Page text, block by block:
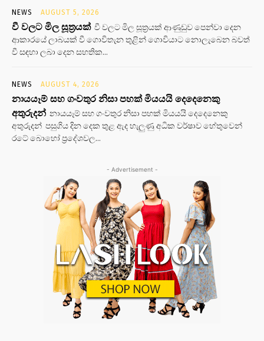
NEWS AUGUST 5, 2026
වී වලට මිල සූත්‍රයක් වී වලට මිල සූත්‍රයක් ආණුඩුව පෙන්වා දෙන
ආකාරයේ ලාබයක් වී ගොවිතැන තුළින් ගොවියාට නොලැබෙන බවත්
වී සඳහා ලබා දෙන සහතික...
NEWS AUGUST 4, 2026
නායයෑම් සහ ගංවතුර නිසා පහක් මියයයි දෙදෙනෙකු
අතුරුදන් නායයෑම් සහ ගංවතුර නිසා පහක් මියයයි දෙදෙනෙකු
අතුරුදන් පසුගිය දින දෙක තුළ ඇද හැලුණු අධික වර්ෂාව හේතුවෙන්
රටේ බොහෝ ප්‍රදේශවල...
- Advertisement -